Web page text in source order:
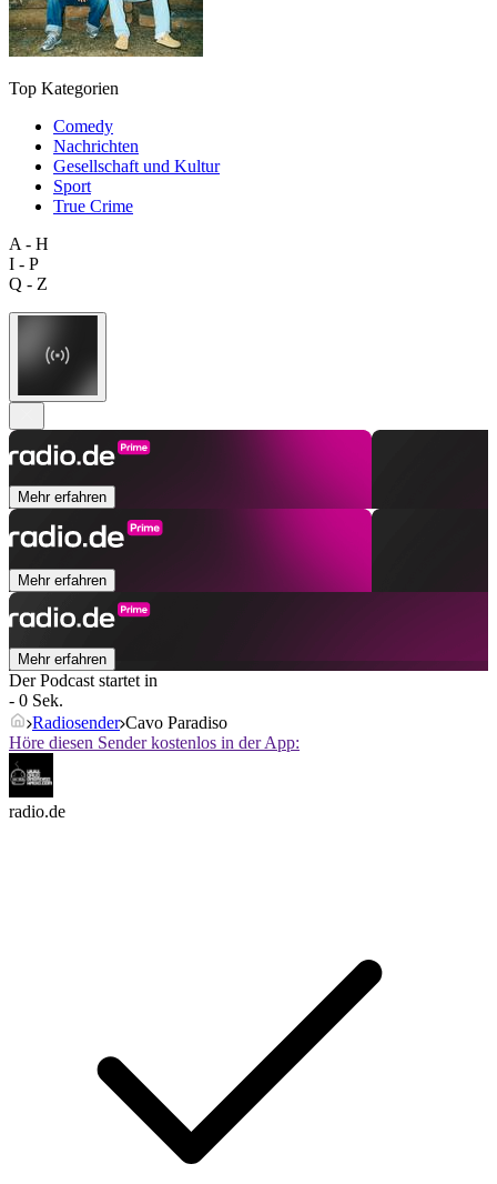
Top Kategorien
Comedy
Nachrichten
Gesellschaft und Kultur
Sport
True Crime
A - H
I - P
Q - Z
Mehr erfahren
Mehr erfahren
Mehr erfahren
Der Podcast startet in
- 0 Sek.
Radiosender Cavo Paradiso
Höre diesen Sender kostenlos in der App:
radio.de